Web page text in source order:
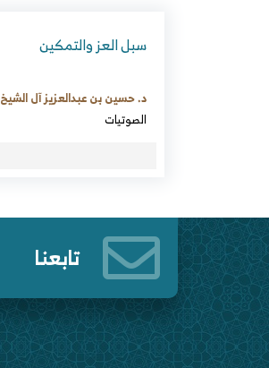
سبل العز والتمكين
د. حسين بن عبدالعزيز آل الشيخ
الصوتيات
تابعنا